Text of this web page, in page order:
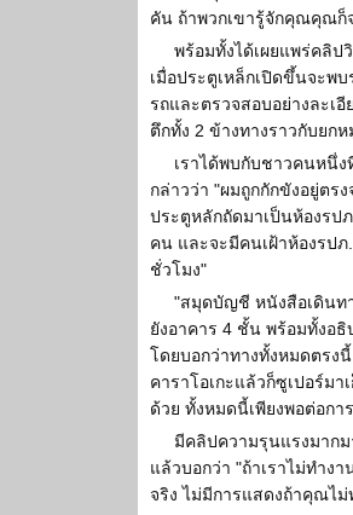
คัน ถ้าพวกเขารู้จักคุณคุณก็
พร้อมทั้งได้เผยแพร่คลิป
เมื่อประตูเหล็กเปิดขึ้นจะพ
รถและตรวจสอบอย่างละเอี
ตึกทั้ง 2 ข้างทางราวกับยก
เราได้พบกับชาวคนหนึ่
กล่าวว่า "ผมถูกกักขังอยู่ตร
ประตูหลักถัดมาเป็นห้องร
คน และจะมีคนเฝ้าห้องรป
ชั่วโมง"
"สมุดบัญชี หนังสือเดินท
ยังอาคาร 4 ชั้น พร้อมทั้งอ
โดยบอกว่าทางทั้งหมดตรง
คาราโอเกะแล้วก็ซูเปอร์ม
ด้วย ทั้งหมดนี้เพียงพอต่อกา
มีคลิปความรุนแรงมากม
แล้วบอกว่า "ถ้าเราไม่ทำง
จริง ไม่มีการแสดงถ้าคุณไ